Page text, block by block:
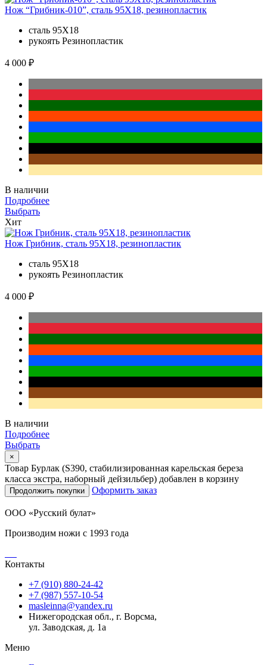
Нож “Грибник-010”, сталь 95Х18, резинопластик
сталь 95Х18
рукоять Резинопластик
4 000 ₽
В наличии
Подробнее
Выбрать
Хит
Нож Грибник, сталь 95Х18, резинопластик
сталь 95Х18
рукоять Резинопластик
4 000 ₽
В наличии
Подробнее
Выбрать
×
Товар Бурлак (S390, стабилизированная карельская береза
класса экстра, наборный дейзильбер) добавлен в корзину
Продолжить покупки Оформить заказ
ООО «Русский булат»
Производим ножи с 1993 года
Контакты
+7 (910) 880-24-42
+7 (987) 557-10-54
masleinna@yandex.ru
Нижегородская обл., г. Ворсма,
ул. Заводская, д. 1а
Меню